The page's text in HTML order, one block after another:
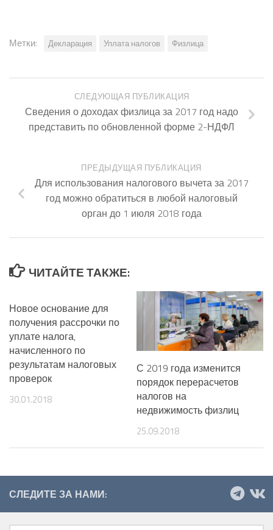
Метки: Декларация Уплата налогов Физлица
СЛЕДУЮЩАЯ ПУБЛИКАЦИЯ
Сведения о доходах физлица за 2017 год надо
представить по обновленной форме 2-НДФЛ
ПРЕДЫДУЩАЯ ПУБЛИКАЦИЯ
Для использования налогового вычета за 2017
год можно обратиться в любой налоговый
орган до 1 июля 2018 года
ЧИТАЙТЕ ТАКЖЕ:
Новое основание для
получения рассрочки по
уплате налога,
начисленного по
результатам налоговых
проверок
30.01.2018
С 2019 года изменится
порядок перерасчетов
налогов на
недвижимость физлиц
25.09.2018
СЛЕДИТЕ ЗА НАМИ: